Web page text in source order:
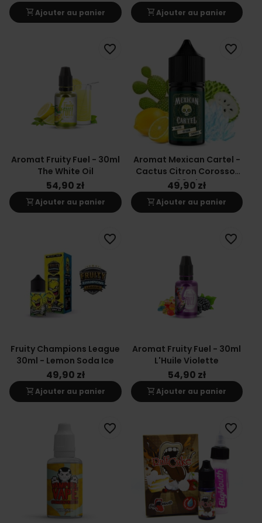
shopping_cartAjouter au panier shopping_cartAjouter au panier
Aromat Fruity Fuel - 30ml
The White Oil
54,90 zł
shopping_cartAjouter au panier
favorite_border
Aromat Mexican Cartel -
Cactus Citron Corossol
30ml
49,90 zł
shopping_cartAjouter au panier
favorite_border
Fruity Champions League
30ml - Lemon Soda Ice
49,90 zł
shopping_cartAjouter au panier
favorite_border
Aromat Fruity Fuel - 30ml
L'Huile Violette
54,90 zł
shopping_cartAjouter au panier
favorite_border
favorite_border favorite_border